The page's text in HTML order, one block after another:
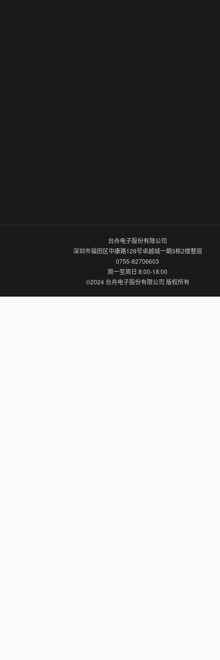
台舟电子股份有限公司
深圳市福田区中康路128号卓越城一期3栋2楼整层
0755-82706603
周一至周日 8:00-18:00
©2024 台舟电子股份有限公司 版权所有